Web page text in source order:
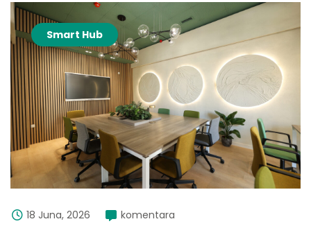
Smart Hub
18 Juna, 2026 komentara